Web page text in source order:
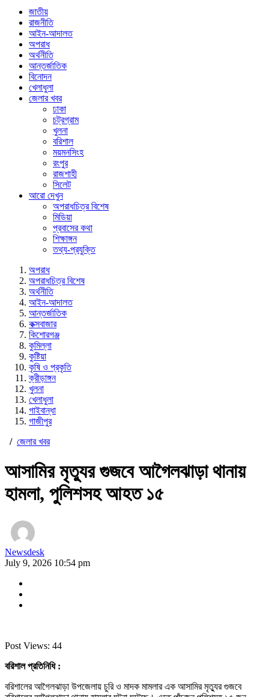
জাতীয়
রাজনীতি
আইন-আদালত
অপরাধ
অর্থনীতি
আন্তর্জাতিক
বিনোদন
খেলাধুলা
জেলার খবর
ঢাকা
চট্রগ্রাম
খুলনা
বরিশাল
ময়মনসিংহ
রংপুর
রাজশাহী
সিলেট
আরো দেখুন
অপরাধচিত্র বিশেষ
মিডিয়া
প্রবাসের কথা
শিক্ষাঙ্গন
তথ্য-প্রযুক্তি
অপরাধ
অপরাধচিত্র বিশেষ
অর্থনীতি
আইন-আদালত
আন্তর্জাতিক
কক্সবাজার
কিশোরগঞ্জ
কুমিল্লা
কুষ্টিয়া
কৃষি ও প্রকৃতি
ক্রীড়াঙ্গন
খুলনা
খেলাধুলা
গাইবান্ধা
গাজীপুর
/ জেলার খবর
আসামির মৃত্যুর গুজবে আগৈলঝাড়া থানায়
হামলা, পুলিশসহ আহত ১৫
Newsdesk
July 9, 2026 10:54 pm
Post Views: 44
বরিশাল প্রতিনিধি :
বরিশালের আগৈলঝাড়া উপজেলায় চুরি ও মাদক মামলার এক আসামির মৃত্যুর গুজবে